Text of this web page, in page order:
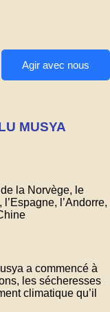
Agir avec nous
MUSYA
la Norvège, le
l’Andorre,
a commencé à
les sécheresses
climatique qu’il